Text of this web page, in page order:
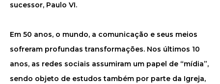
sucessor, Paulo VI.
Em 50 anos, o mundo, a comunicação e seus meios
sofreram profundas transformações. Nos últimos 10
anos, as redes sociais assumiram um papel de “mídia”,
sendo objeto de estudos também por parte da Igreja,